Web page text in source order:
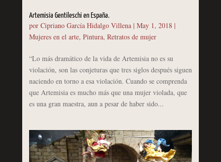
Artemisia Gentileschi en España.
por Cipriano García Hidalgo Villena| May 1, 2018|
Mujeres en el arte, Pintura, Retratos de mujer
“Lo más dramático de la vida de Artemisia no es su
violación, son las conjeturas que tres siglos después siguen
naciendo en torno a esa violación. Cuando se comprenda
que Artemisia es mucho más que una mujer violada, que
es una gran maestra, aun a pesar de haber sido...